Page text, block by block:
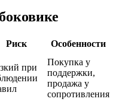
Риск Особенности
при
Покупка у
поддержки,
продажа у
сопротивления